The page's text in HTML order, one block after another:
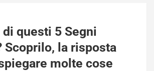
di questi 5 Segni
Scoprilo, la risposta
molte cose